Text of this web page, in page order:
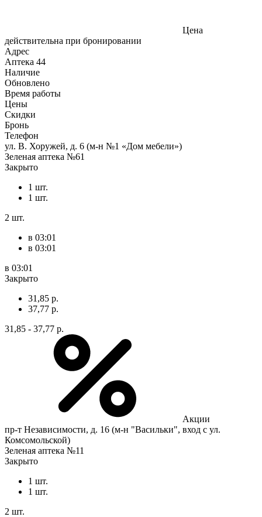
Цена
действительна при бронировании
Адрес
Аптека 44
Наличие
Обновлено
Время работы
Цены
Скидки
Бронь
Телефон
ул. В. Хоружей, д. 6 (м-н №1 «Дом мебели»)
Зеленая аптека №61
Закрыто
1 шт.
1 шт.
2 шт.
в 03:01
в 03:01
в 03:01
Закрыто
31,85 р.
37,77 р.
31,85 - 37,77 р.
Акции
пр-т Независимости, д. 16 (м-н "Васильки", вход с ул.
Комсомольской)
Зеленая аптека №11
Закрыто
1 шт.
1 шт.
2 шт.